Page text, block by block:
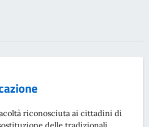
riconosciuta ai cittadini di
delle tradizionali